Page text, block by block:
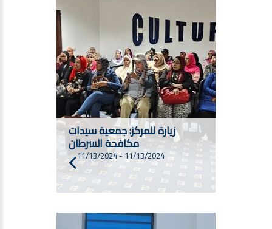
زيارة للمركز: جمعية سيدات
مكافحة السرطان
11/13/2024
-
11/13/2024